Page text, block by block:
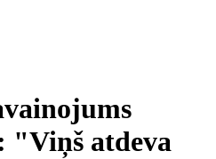
"Viņš atdeva